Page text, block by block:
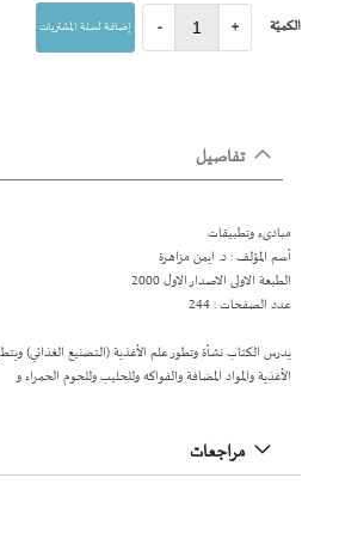
الكميّة - + إضافة لسلة المشتريات
تفاصيل
مبادىء وتطبيقات
أسم المؤلف : د. ايمن مزاهرة
الطبعة الاولى الاصدار الاول 2000
عدد الصفحات : 244
يدرس الكتاب نشأة وتطور علم الأغذية (التصنيع الغذائي)
الأغذية والمواد المضافة والفواكه وللحليب وللحوم الحمراء و
مراجعات